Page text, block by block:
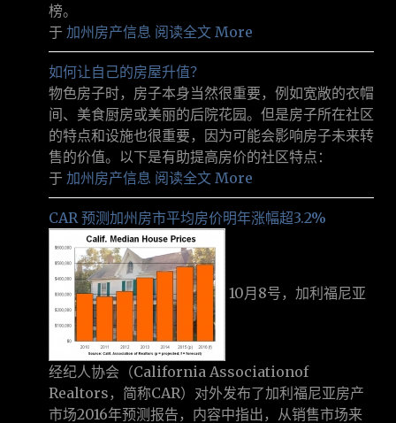
榜。
于 加州房产信息 阅读全文 More
如何让自己的房屋升值？
物色房子时，房子本身当然很重要，例如宽敞的衣帽
间、美食厨房或美丽的后院花园。但是房子所在社区
的特点和设施也很重要，因为可能会影响房子未来转
售的价值。以下是有助提高房价的社区特点：
于 加州房产信息 阅读全文 More
CAR 预测加州房市平均房价明年涨幅超3.2%
10月8号，加利福尼亚
经纪人协会（California Associationof
Realtors，简称CAR）对外发布了加利福尼亚房产
市场2016年预测报告，内容中指出，从销售市场来